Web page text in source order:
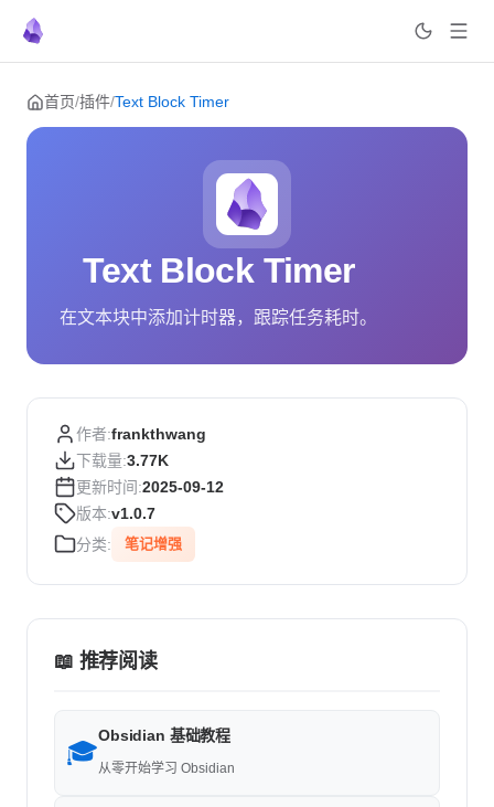
Skip to content
首页/插件/Text Block Timer
Text Block Timer
在文本块中添加计时器，跟踪任务耗时。
作者:frankthwang
下载量:3.77K
更新时间:2025-09-12
版本:v1.0.7
分类:
笔记增强
📖 推荐阅读
🎓
Obsidian 基础教程
从零开始学习 Obsidian